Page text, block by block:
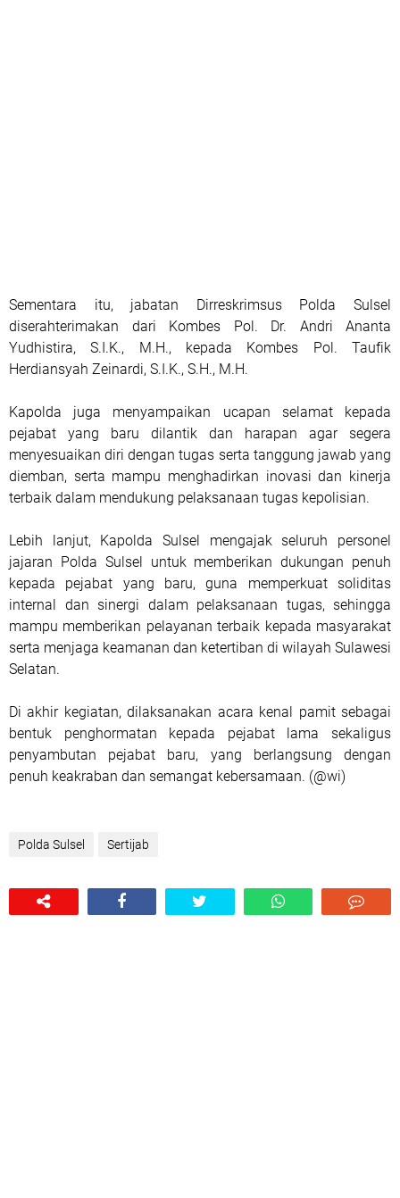
Sementara itu, jabatan Dirreskrimsus Polda Sulsel
diserahterimakan dari Kombes Pol. Dr. Andri Ananta
Yudhistira, S.I.K., M.H., kepada Kombes Pol. Taufik
Herdiansyah Zeinardi, S.I.K., S.H., M.H.
Kapolda juga menyampaikan ucapan selamat kepada
pejabat yang baru dilantik dan harapan agar segera
menyesuaikan diri dengan tugas serta tanggung jawab yang
diemban, serta mampu menghadirkan inovasi dan kinerja
terbaik dalam mendukung pelaksanaan tugas kepolisian.
Lebih lanjut, Kapolda Sulsel mengajak seluruh personel
jajaran Polda Sulsel untuk memberikan dukungan penuh
kepada pejabat yang baru, guna memperkuat soliditas
internal dan sinergi dalam pelaksanaan tugas, sehingga
mampu memberikan pelayanan terbaik kepada masyarakat
serta menjaga keamanan dan ketertiban di wilayah Sulawesi
Selatan.
Di akhir kegiatan, dilaksanakan acara kenal pamit sebagai
bentuk penghormatan kepada pejabat lama sekaligus
penyambutan pejabat baru, yang berlangsung dengan
penuh keakraban dan semangat kebersamaan. (@wi)
Polda Sulsel Sertijab